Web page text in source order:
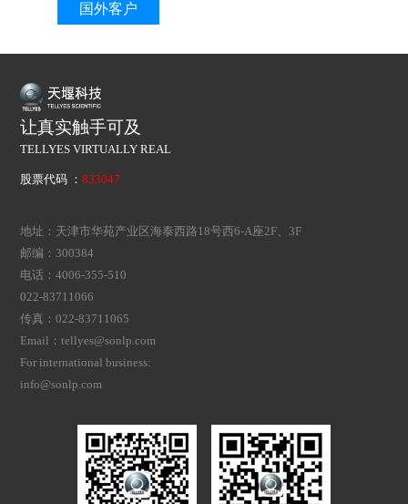
国外客户
让真实触手可及
TELLYES VIRTUALLY REAL
股票代码 ：833047
地址：天津市华苑产业区海泰西路18号西6-A座2F、3F
邮编：300384
电话：4006-355-510
022-83711066
传真：022-83711065
Email：tellyes@sonlp.com
For international business:
info@sonlp.com